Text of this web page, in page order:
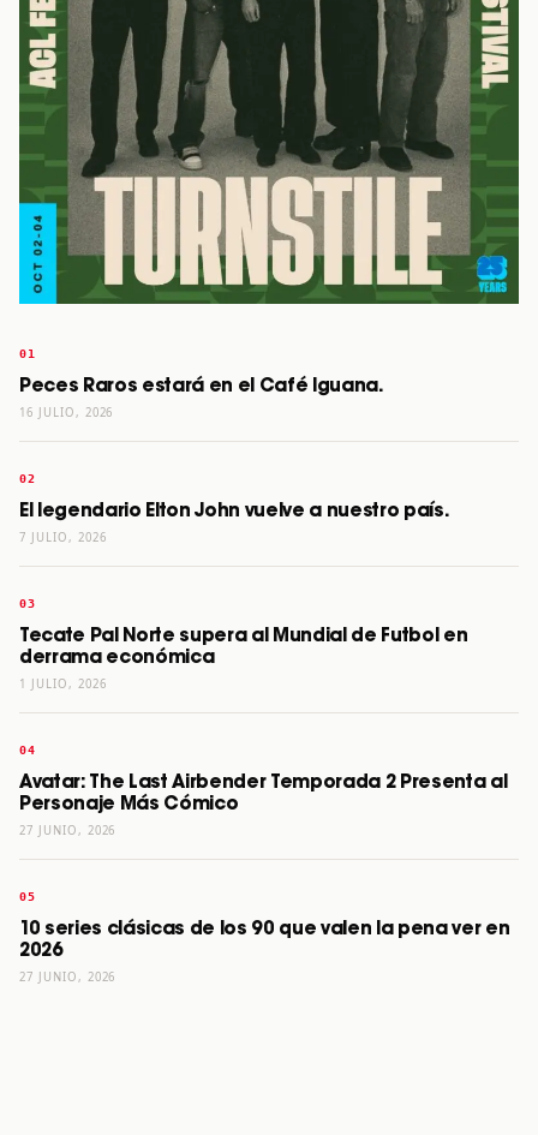
Peces Raros estará en el Café Iguana.
16 JULIO, 2026
El legendario Elton John vuelve a nuestro país.
7 JULIO, 2026
Tecate Pal Norte supera al Mundial de Futbol en
derrama económica
1 JULIO, 2026
Avatar: The Last Airbender Temporada 2 Presenta al
Personaje Más Cómico
27 JUNIO, 2026
10 series clásicas de los 90 que valen la pena ver en
2026
27 JUNIO, 2026